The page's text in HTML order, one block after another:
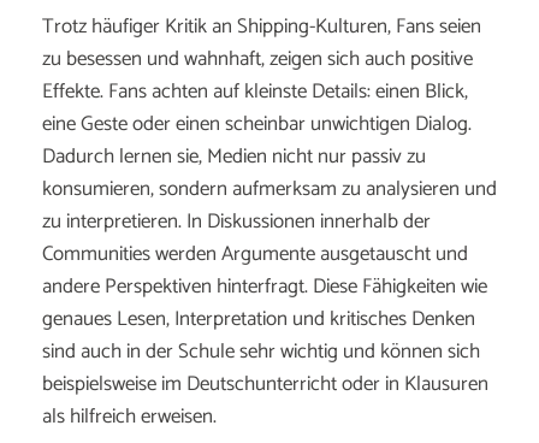
Trotz häufiger Kritik an Shipping-Kulturen, Fans seien
zu besessen und wahnhaft, zeigen sich auch positive
Effekte. Fans achten auf kleinste Details: einen Blick,
eine Geste oder einen scheinbar unwichtigen Dialog.
Dadurch lernen sie, Medien nicht nur passiv zu
konsumieren, sondern aufmerksam zu analysieren und
zu interpretieren. In Diskussionen innerhalb der
Communities werden Argumente ausgetauscht und
andere Perspektiven hinterfragt. Diese Fähigkeiten wie
genaues Lesen, Interpretation und kritisches Denken
sind auch in der Schule sehr wichtig und können sich
beispielsweise im Deutschunterricht oder in Klausuren
als hilfreich erweisen.